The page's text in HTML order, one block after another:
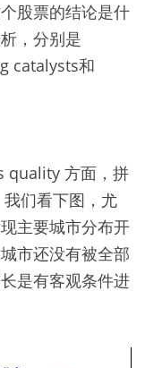
股票的结论是什
，分别是
catalysts和
quality 方面，拼
们看下图，尤
主要城市分布开
市还没有被全部
是有客观条件进